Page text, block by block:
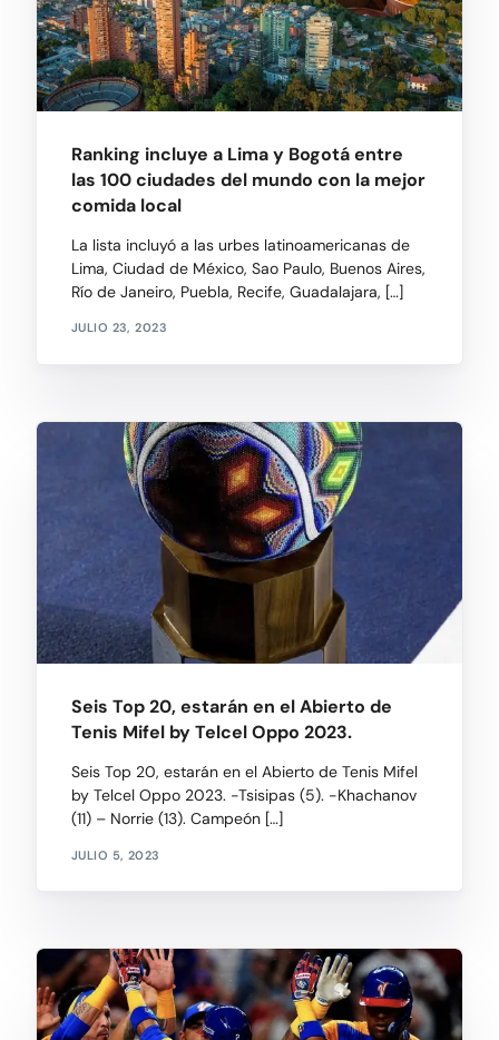
Ranking incluye a Lima y Bogotá entre
las 100 ciudades del mundo con la mejor
comida local
La lista incluyó a las urbes latinoamericanas de
Lima, Ciudad de México, Sao Paulo, Buenos Aires,
Río de Janeiro, Puebla, Recife, Guadalajara, […]
JULIO 23, 2023
Seis Top 20, estarán en el Abierto de
Tenis Mifel by Telcel Oppo 2023.
Seis Top 20, estarán en el Abierto de Tenis Mifel
by Telcel Oppo 2023. -Tsisipas (5). -Khachanov
(11) – Norrie (13). Campeón […]
JULIO 5, 2023